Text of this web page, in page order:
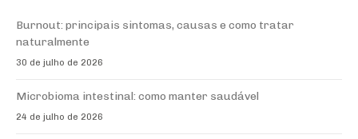
Burnout: principais sintomas, causas e como tratar
naturalmente
30 de julho de 2026
Microbioma intestinal: como manter saudável
24 de julho de 2026